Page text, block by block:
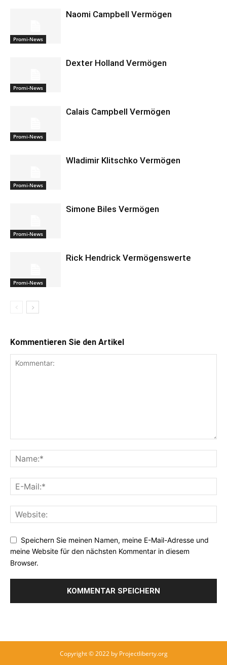
Promi-News
Naomi Campbell Vermögen
Promi-News
Dexter Holland Vermögen
Promi-News
Calais Campbell Vermögen
Promi-News
Wladimir Klitschko Vermögen
Promi-News
Simone Biles Vermögen
Promi-News
Rick Hendrick Vermögenswerte
Kommentieren Sie den Artikel
Speichern Sie meinen Namen, meine E-Mail-Adresse und
meine Website für den nächsten Kommentar in diesem
Browser.
Copyright © 2022 by Projectliberty.org